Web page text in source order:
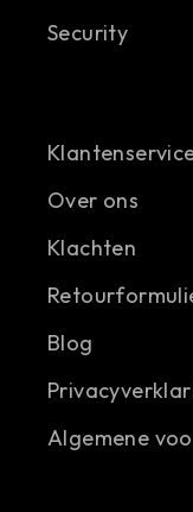
Security
Over ons
Klachten
Blog
Algemene